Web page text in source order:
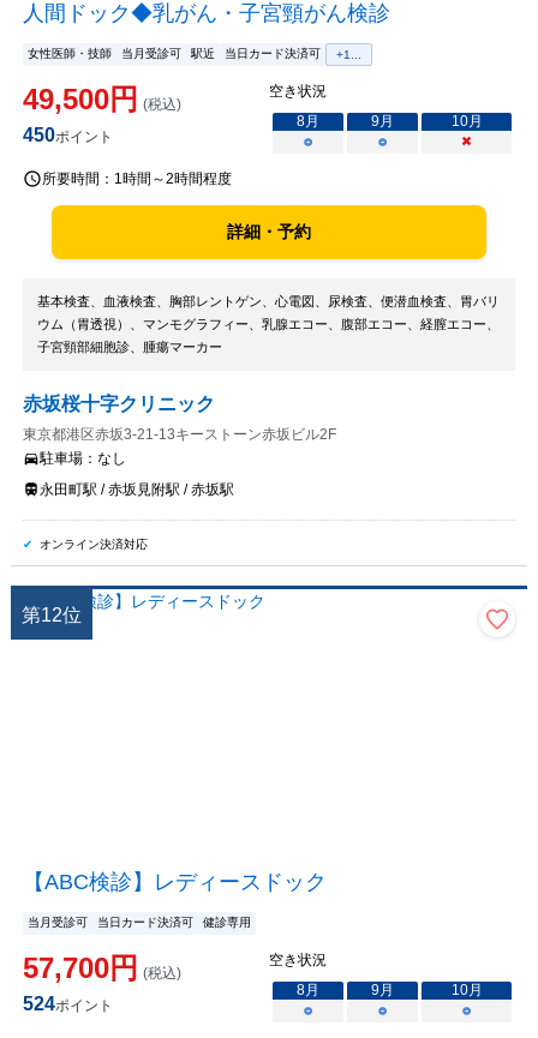
人間ドック◆乳がん・子宮頸がん検診
女性医師・技師 当月受診可 駅近 当日カード決済可 +1...
49,500円 (税込)
450ポイント
空き状況
8月 9月 10月
○
○ ×
所要時間： 1時間～2時間程度
詳細・予約
基本検査、血液検査、胸部レントゲン、心電図、尿検査、便潜血検査、胃バリ
ウム（胃透視）、マンモグラフィー、乳腺エコー、腹部エコー、経膣エコー、
子宮頸部細胞診、腫瘍マーカー
赤坂桜十字クリニック
東京都港区赤坂3-21-13キーストーン赤坂ビル2F
駐車場： なし
永田町駅 / 赤坂見附駅 / 赤坂駅
オンライン決済対応
第12位
【ABC検診】レディースドック
当月受診可 当日カード決済可 健診専用
57,700円 (税込)
524ポイント
空き状況
8月 9月 10月
○
○ ○